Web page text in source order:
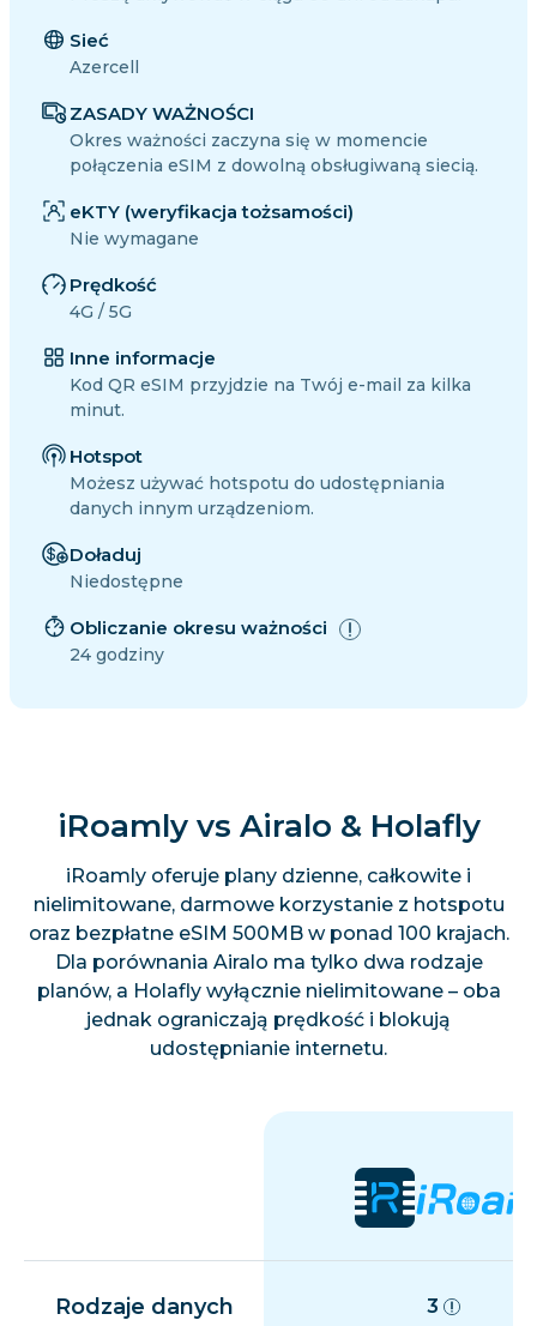
Sieć
Azercell
ZASADY WAŻNOŚCI
Okres ważności zaczyna się w momencie
połączenia eSIM z dowolną obsługiwaną siecią.
eKTY (weryfikacja tożsamości)
Nie wymagane
Prędkość
4G / 5G
Inne informacje
Kod QR eSIM przyjdzie na Twój e-mail za kilka
minut.
Hotspot
Możesz używać hotspotu do udostępniania
danych innym urządzeniom.
Doładuj
Niedostępne
Obliczanie okresu ważności
24 godziny
iRoamly vs Airalo & Holafly
iRoamly oferuje plany dzienne, całkowite i
nielimitowane, darmowe korzystanie z hotspotu
oraz bezpłatne eSIM 500MB w ponad 100 krajach.
Dla porównania Airalo ma tylko dwa rodzaje
planów, a Holafly wyłącznie nielimitowane – oba
jednak ograniczają prędkość i blokują
udostępnianie internetu.
Rodzaje danych 3